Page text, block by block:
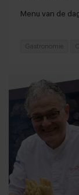
Menu van de
Gastronomie